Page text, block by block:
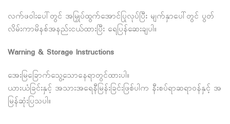
လက်ဖဝါးပေါ်တွင် အမြှုပ်ထွက်အောင်ပြုလုပ်ပြီး မျက်နှာပေါ်တွင် ပွတ်
လိမ်းကာမိနစ်အနည်းငယ်ထားပြီး ရေပြန်ဆေးချပါ။
Warning & Storage Instructions
အေးမြခြောက်သွေ့သောနေရာတွင်ထားပါ။
ယားယံခြင်းနှင့် အသားအရေနီမြန်းခြင်းဖြစ်ပါက နီးစပ်ရာဆရာဝန်နှင့် အ
မြန်ဆုံးပြသပါ။